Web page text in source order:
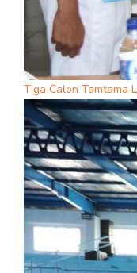
Tiga Calon Tamtama